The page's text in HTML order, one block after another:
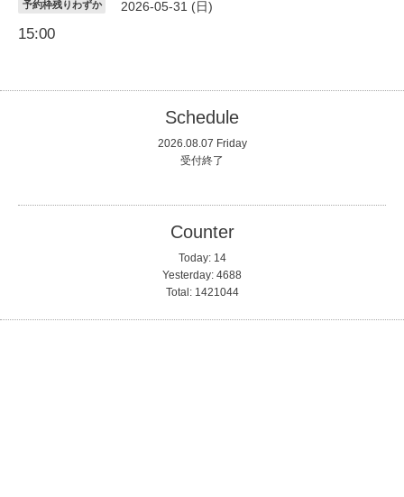
予約枠残りわずか 2026-05-31 (日)
15:00
Schedule
2026.08.07 Friday
受付終了
Counter
Today: 14
Yesterday: 4688
Total: 1421044